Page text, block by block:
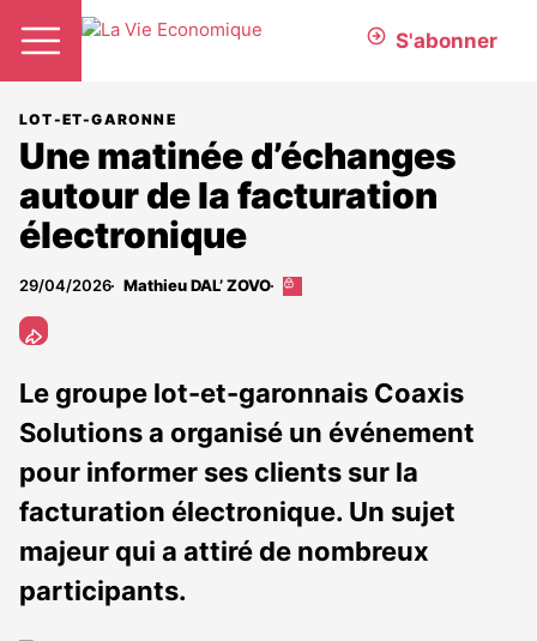
S'abonner
LOT-ET-GARONNE
Une matinée d’échanges
autour de la facturation
électronique
29/04/2026 Mathieu DAL’ ZOVO
Cet
abonnés
Le groupe lot-et-garonnais Coaxis
Solutions a organisé un événement
pour informer ses clients sur la
facturation électronique. Un sujet
majeur qui a attiré de nombreux
participants.